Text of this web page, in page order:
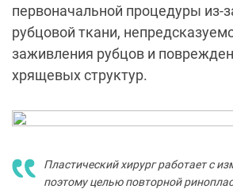
первоначальной процедуры из-
рубцовой ткани,
заживления рубцов и
хрящевых структур.
Пластический хирург работает с
поэтому целью повторной